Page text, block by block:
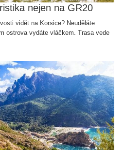
nejen na GR20
vidět na Korsice? Neuděláte
ostrova vydáte vláčkem. Trasa vede